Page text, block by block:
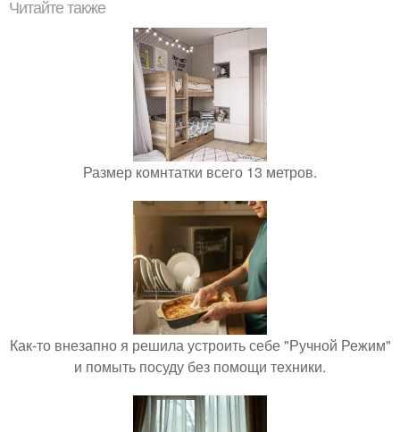
Читайте также
Размер комнтатки всего 13 метров.
Как-то внезапно я решила устроить себе "Ручной Режим"
и помыть посуду без помощи техники.